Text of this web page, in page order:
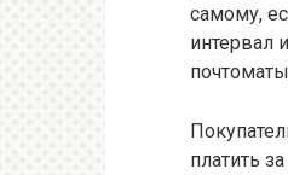
самому,
интервал
платить